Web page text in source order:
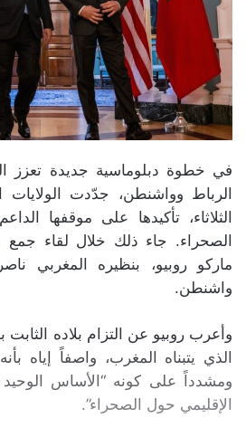
في خطوة دبلوماسية جديدة تعزز
الرباط وواشنطن، جدّدت الولايات
الثلاثاء، تأكيدها على موقفها
الصحراء. جاء ذلك خلال لقاء جمع
ماركو روبيو، بنظيره المغربي
واشنطن.
وأعرب روبيو عن التزام بلاده
الذي يتبناه المغرب، واصفاً إياه
ومشدداً على كونه “الأساس الوحيد
الإقليمي حول الصحراء”.